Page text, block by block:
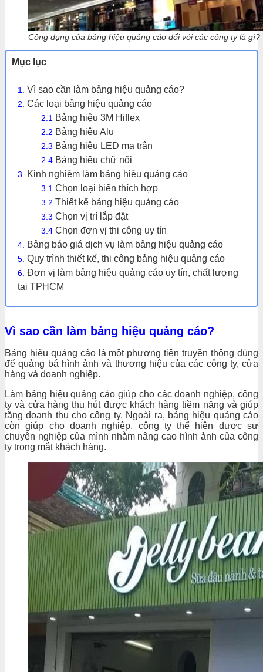
Công dụng của bảng hiệu quảng cáo đối với các công ty là gì?
Mục lục
Vì sao cần làm bảng hiệu quảng cáo?
Các loại bảng hiệu quảng cáo
Bảng hiệu 3M Hiflex
Bảng hiệu Alu
Bảng hiệu LED ma trận
Bảng hiệu chữ nổi
Kinh nghiệm làm bảng hiệu quảng cáo
Chọn loại biển thích hợp
Thiết kế bảng hiệu quảng cáo
Chọn vị trí lắp đặt
Chọn đơn vị thi công uy tín
Bảng báo giá dịch vụ làm bảng hiệu quảng cáo
Quy trình thiết kế, thi công bảng hiệu quảng cáo
Đơn vị làm bảng hiệu quảng cáo uy tín, chất lượng
tại TPHCM
Vì sao cần làm bảng hiệu quảng cáo?
Bảng hiệu quảng cáo là một phương tiện truyền thông dùng
để quảng bá hình ảnh và thương hiệu của các công ty, cửa
hàng và doanh nghiệp.
Làm bảng hiệu quảng cáo giúp cho các doanh nghiệp, công
ty và cửa hàng thu hút được khách hàng tiềm năng và giúp
tăng doanh thu cho công ty. Ngoài ra, bảng hiệu quảng cáo
còn giúp cho doanh nghiệp, công ty thể hiện được sự
chuyên nghiệp của mình nhằm nâng cao hình ảnh của công
ty trong mắt khách hàng.